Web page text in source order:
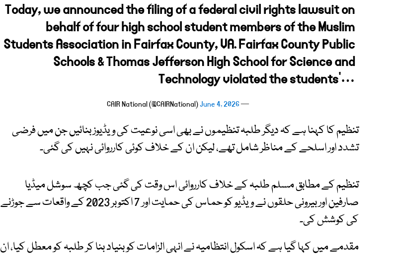
Today, we announced the filing of a federal civil rights lawsuit on
behalf of four high school student members of the Muslim
Students Association in Fairfax County, VA. Fairfax County Public
Schools & Thomas Jefferson High School for Science and
Technology violated the students'…
— CAIR National (@CAIRNational)
June 4, 2026
تنظیم کا کہنا ہے کہ دیگر طلبہ تنظیموں نے بھی اسی نوعیت کی ویڈیوز بنائیں جن میں فرضی
تشدد اور اسلحے کے مناظر شامل تھے، لیکن ان کے خلاف کوئی کارروائی نہیں کی گئی۔
تنظیم کے مطابق مسلم طلبہ کے خلاف کارروائی اس وقت کی گئی جب کچھ سوشل میڈیا
صارفین اور بیرونی حلقوں نے ویڈیو کو حماس کی حمایت اور 7 اکتوبر 2023 کے واقعات سے جوڑنے
کی کوشش کی۔
مقدمے میں کہا گیا ہے کہ اسکول انتظامیہ نے انہی الزامات کو بنیاد بنا کر طلبہ کو معطل کیا، ان